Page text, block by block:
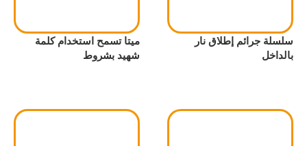
سلسلة جرائم إطلاق نار
بالداخل
ميتا تسمح استخدام كلمة
شهيد بشروط